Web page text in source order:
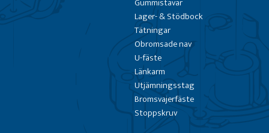
Lager- & Stödbock
Tätningar
Obromsade nav
U-fäste
Länkarm
Utjämningsstag
Bromsvajerfäste
Stoppskruv